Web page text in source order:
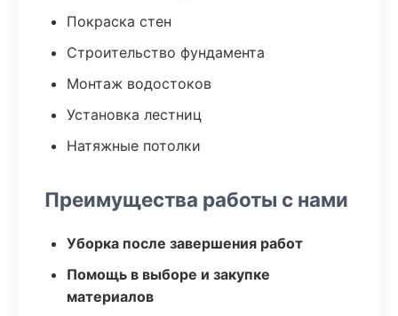
Покраска стен
Строительство фундамента
Монтаж водостоков
Установка лестниц
Натяжные потолки
Преимущества работы с нами
Уборка после завершения работ
Помощь в выборе и закупке
материалов